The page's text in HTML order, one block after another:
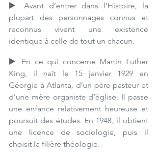
▶️ Avant d’entrer dans l’Histoire, la
plupart des personnages connus et
reconnus vivent une existence
identique à celle de tout un chacun.
▶️ En ce qui concerne Martin Luther
King, il naît le 15 janvier 1929 en
Géorgie à Atlanta, d’un père pasteur et
d’une mère organiste d’église. Il passe
une enfance relativement heureuse et
poursuit des études. En 1948, il obtient
une licence de sociologie, puis il
choisit la filière théologie.